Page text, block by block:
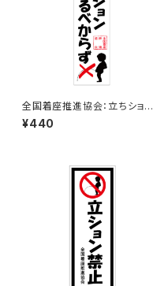
全国着座推進協会：立ちション
するべからずステッカー 7B
¥440